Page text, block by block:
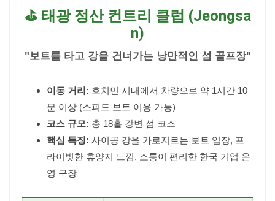
⛳ 태광 정산 컨트리 클럽 (Jeongsa
n)
"보트를 타고 강을 건너가는 낭만적인 섬 골프장"
이동 거리: 호치민 시내에서 차량으로 약 1시간 10
분 이상 (스피드 보트 이용 가능)
코스 규모: 총 18홀 강변 섬 코스
핵심 특징: 사이공 강을 가로지르는 보트 입장, 프
라이빗한 휴양지 느낌, 소통이 편리한 한국 기업 운
영 구장